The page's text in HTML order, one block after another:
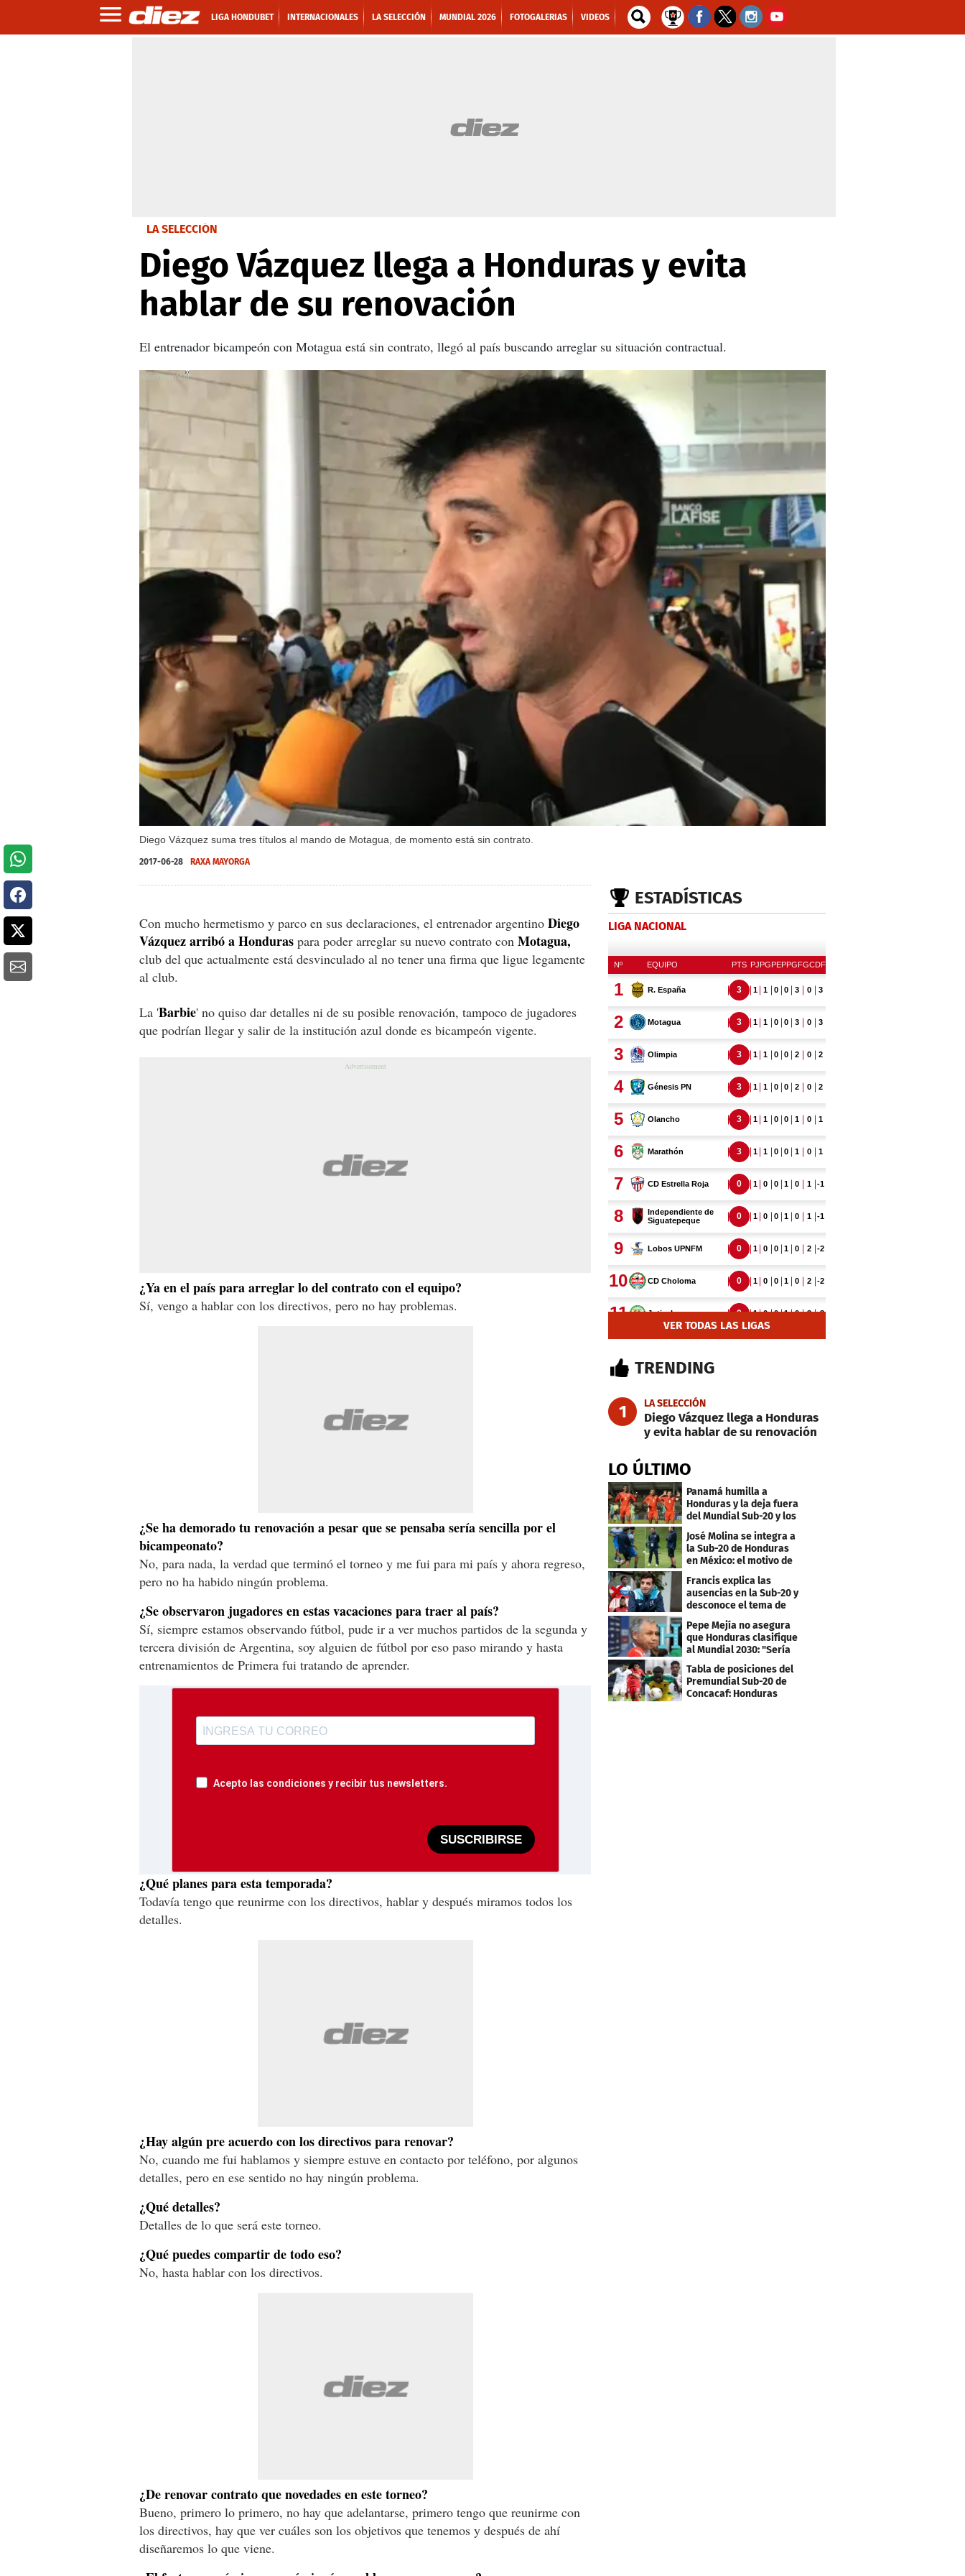
LIGA HONDUBET INTERNACIONALES LA SELECCIÓN MUNDIAL 2026 FOTOGALERIAS VIDEOS
LA SELECCIÓN
Diego Vázquez llega a Honduras y evita
hablar de su renovación
El entrenador bicampeón con Motagua está sin contrato, llegó al país buscando arreglar su situación contractual.
Diego Vázquez suma tres títulos al mando de Motagua, de momento está sin contrato.
X
2017-06-28 RAXA MAYORGA
Con mucho hermetismo y parco en sus declaraciones, el entrenador argentino Diego
Vázquez arribó a Honduras para poder arreglar su nuevo contrato con Motagua,
club del que actualmente está desvinculado al no tener una firma que ligue legamente
al club.
La 'Barbie' no quiso dar detalles ni de su posible renovación, tampoco de jugadores
que podrían llegar y salir de la institución azul donde es bicampeón vigente.
¿Ya en el país para arreglar lo del contrato con el equipo?
Sí, vengo a hablar con los directivos, pero no hay problemas.
¿Se ha demorado tu renovación a pesar que se pensaba sería sencilla por el
bicampeonato?
No, para nada, la verdad que terminó el torneo y me fui para mi país y ahora regreso,
pero no ha habido ningún problema.
¿Se observaron jugadores en estas vacaciones para traer al país?
Sí, siempre estamos observando fútbol, pude ir a ver muchos partidos de la segunda y
tercera división de Argentina, soy alguien de fútbol por eso paso mirando y hasta
entrenamientos de Primera fui tratando de aprender.
Acepto las condiciones y recibir tus newsletters.
SUSCRIBIRSE
¿Qué planes para esta temporada?
Todavía tengo que reunirme con los directivos, hablar y después miramos todos los
detalles.
¿Hay algún pre acuerdo con los directivos para renovar?
No, cuando me fui hablamos y siempre estuve en contacto por teléfono, por algunos
detalles, pero en ese sentido no hay ningún problema.
¿Qué detalles?
Detalles de lo que será este torneo.
¿Qué puedes compartir de todo eso?
No, hasta hablar con los directivos.
¿De renovar contrato que novedades en este torneo?
Bueno, primero lo primero, no hay que adelantarse, primero tengo que reunirme con
los directivos, hay que ver cuáles son los objetivos que tenemos y después de ahí
diseñaremos lo que viene.
ESTADÍSTICAS
LIGA NACIONAL
VER TODAS LAS LIGAS
TRENDING
1 LA SELECCIÓN
Diego Vázquez llega a Honduras
y evita hablar de su renovación
LO ÚLTIMO
Panamá humilla a
Honduras y la deja fuera
del Mundial Sub-20 y los
Juegos Olímpicos
José Molina se integra a
la Sub-20 de Honduras
en México: el motivo de
su viaje
Francis explica las
ausencias en la Sub-20 y
desconoce el tema de
los tiktokers
Pepe Mejía no asegura
que Honduras clasifique
al Mundial 2030: "Sería
mentir"
Tabla de posiciones del
Premundial Sub-20 de
Concacaf: Honduras